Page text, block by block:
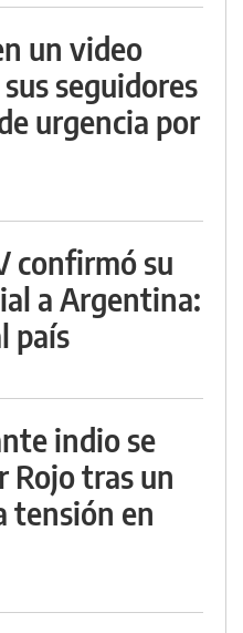
un video
seguidores
urgencia por
confirmó su
a Argentina:
país
indio se
Rojo tras un
tensión en